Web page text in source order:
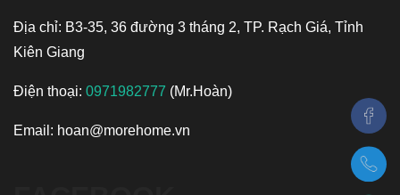
Địa chỉ: B3-35, 36 đường 3 tháng 2, TP. Rạch Giá, Tỉnh
Kiên Giang
Điện thoại: 0971982777 (Mr.Hoàn)
Email: hoan@morehome.vn